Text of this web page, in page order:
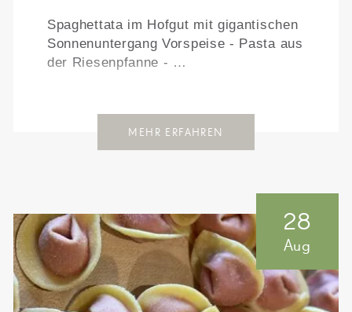
Spaghettata im Hofgut mit gigantischen
Sonnenuntergang Vorspeise - Pasta aus
der Riesenpfanne - …
MEHR ERFAHREN
28
Aug